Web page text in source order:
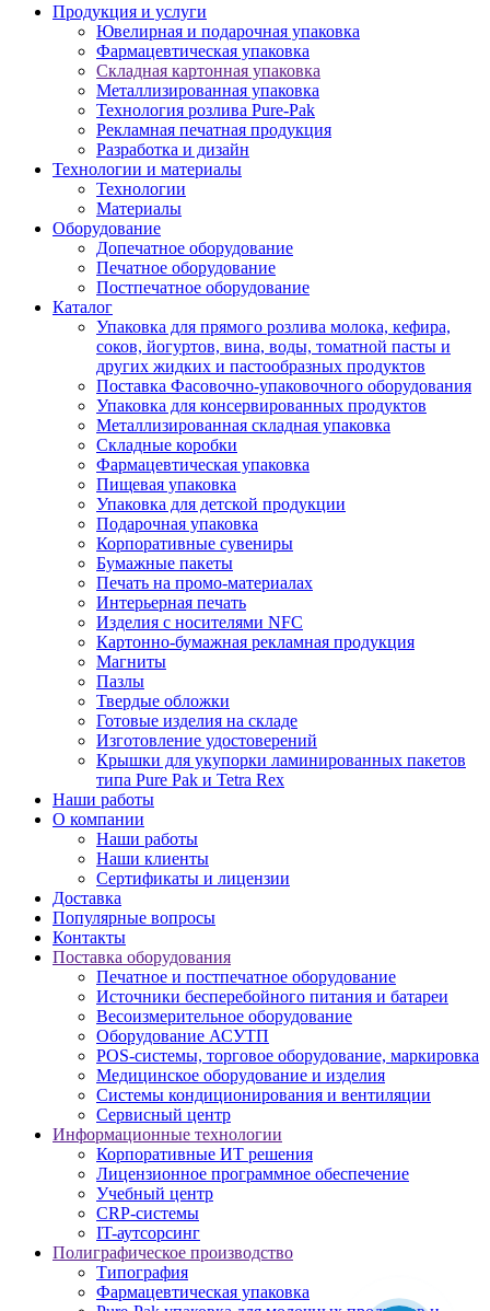
Продукция и услуги
Ювелирная и подарочная упаковка
Фармацевтическая упаковка
Складная картонная упаковка
Металлизированная упаковка
Технология розлива Pure-Pak
Рекламная печатная продукция
Разработка и дизайн
Технологии и материалы
Технологии
Материалы
Оборудование
Допечатное оборудование
Печатное оборудование
Постпечатное оборудование
Каталог
Упаковка для прямого розлива молока, кефира,
соков, йогуртов, вина, воды, томатной пасты и
других жидких и пастообразных продуктов
Поставка Фасовочно-упаковочного оборудования
Упаковка для консервированных продуктов
Металлизированная складная упаковка
Складные коробки
Фармацевтическая упаковка
Пищевая упаковка
Упаковка для детской продукции
Подарочная упаковка
Корпоративные сувениры
Бумажные пакеты
Печать на промо-материалах
Интерьерная печать
Изделия с носителями NFC
Картонно-бумажная рекламная продукция
Магниты
Пазлы
Твердые обложки
Готовые изделия на складе
Изготовление удостоверений
Крышки для укупорки ламинированных пакетов
типа Pure Pak и Tetra Rex
Наши работы
О компании
Наши работы
Наши клиенты
Сертификаты и лицензии
Доставка
Популярные вопросы
Контакты
Поставка оборудования
Печатное и постпечатное оборудование
Источники бесперебойного питания и батареи
Весоизмерительное оборудование
Оборудование АСУТП
POS-системы, торговое оборудование, маркировка
Медицинское оборудование и изделия
Системы кондиционирования и вентиляции
Сервисный центр
Информационные технологии
Корпоративные ИТ решения
Лицензионное программное обеспечение
Учебный центр
CRP-системы
IT-аутсорсинг
Полиграфическое производство
Типография
Фармацевтическая упаковка